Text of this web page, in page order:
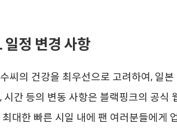
일정 변경 사항
씨의 건강을 최우선으로 고려하여, 일
시간 등의 변동 사항은 블랙핑크의 공식
최대한 빠른 시일 내에 팬 여러분들에게